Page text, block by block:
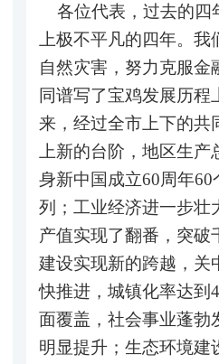
各位代表，过去的四
上极不平凡的四年。
自然灾害，努力克服金
同谱写了宝鸡发展历程
来，经过全市上下的共
上新的台阶，地区生
身新中国成立60周年
列；工业经济进一步壮
产值实现了翻番，突破
建设实现新的跨越，关
快推进，城镇化率达到
面覆盖，社会事业蓬勃
明显提升；生态环境建